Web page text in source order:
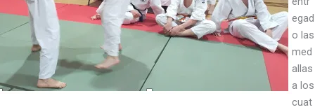
egad
o las
med
allas
a los
cuat